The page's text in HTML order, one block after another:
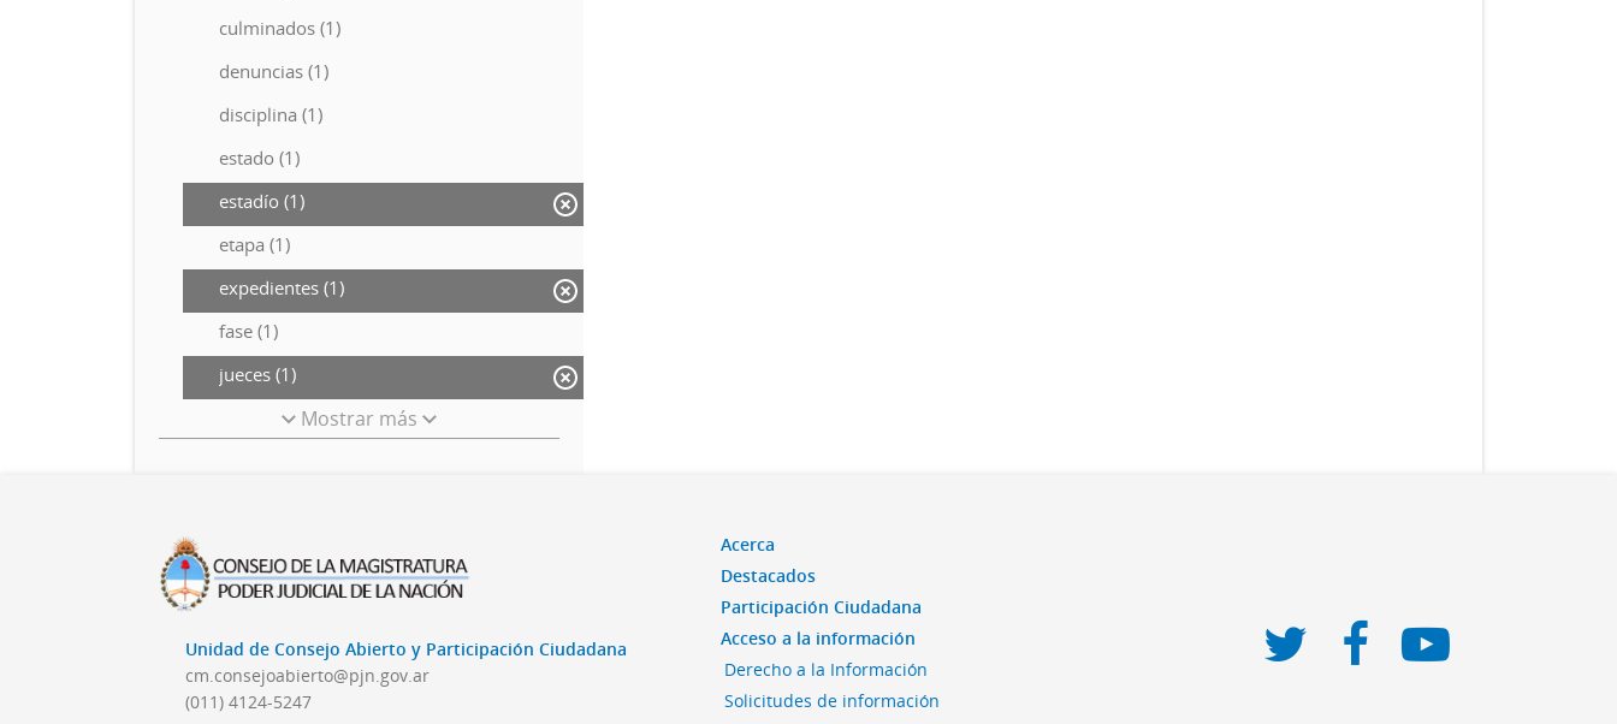
culminados (1)
denuncias (1)
disciplina (1)
estado (1)
estadío (1)
etapa (1)
expedientes (1)
fase (1)
jueces (1)
Mostrar más
Unidad de Consejo Abierto y Participación Ciudadana
cm.consejoabierto@pjn.gov.ar
(011) 4124-5247
Acerca
Destacados
Participación Ciudadana
Acceso a la información
Derecho a la Información
Solicitudes de información